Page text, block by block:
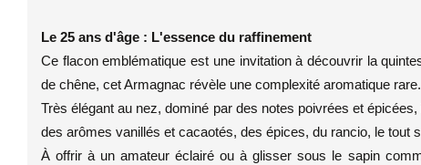
Le 25 ans d'âge : L'essence du raffinement
Ce flacon emblématique est une invitation à découvrir la
de chêne, cet Armagnac révèle une complexité aromatique rare.
Très élégant au nez, dominé par des notes poivrées et
des arômes vanillés et cacaotés, des épices, du rancio, le tout
À offrir à un amateur éclairé ou à glisser sous le sapin